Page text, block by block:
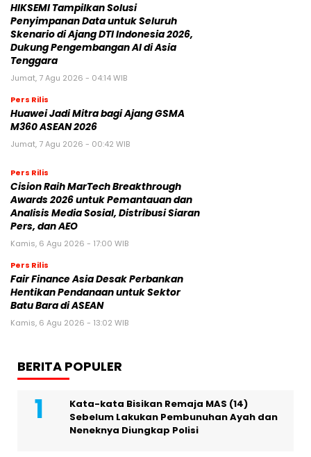
HIKSEMI Tampilkan Solusi
Penyimpanan Data untuk Seluruh
Skenario di Ajang DTI Indonesia 2026,
Dukung Pengembangan AI di Asia
Tenggara
Jumat, 7 Agu 2026 - 04:14 WIB
Pers Rilis
Huawei Jadi Mitra bagi Ajang GSMA
M360 ASEAN 2026
Jumat, 7 Agu 2026 - 00:42 WIB
Pers Rilis
Cision Raih MarTech Breakthrough
Awards 2026 untuk Pemantauan dan
Analisis Media Sosial, Distribusi Siaran
Pers, dan AEO
Kamis, 6 Agu 2026 - 17:00 WIB
Pers Rilis
Fair Finance Asia Desak Perbankan
Hentikan Pendanaan untuk Sektor
Batu Bara di ASEAN
Kamis, 6 Agu 2026 - 13:02 WIB
BERITA POPULER
Kata-kata Bisikan Remaja MAS (14)
Sebelum Lakukan Pembunuhan Ayah dan
Neneknya Diungkap Polisi